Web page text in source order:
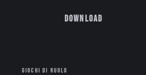
Download
GIOCHI DI RUOLO